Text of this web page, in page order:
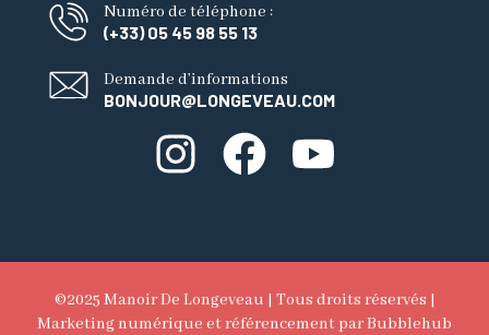
Numéro de téléphone :
(+33) 05 45 98 55 13
Demande d’informations
BONJOUR@LONGEVEAU.COM
©2025 Manoir De Longeveau | Tous droits réservés |
Marketing numérique et référencementpar Bubblehub